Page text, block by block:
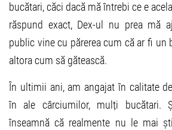
bucătari, căci dacă mă întrebi ce e
răspund exact, Dex-ul nu prea mă
public vine cu părerea cum că ar fi un
altora cum să gătească.
În ultimii ani, am angajat în calitate
în ale cârciumilor, mulți bucătari.
înseamnă că realmente nu le mai